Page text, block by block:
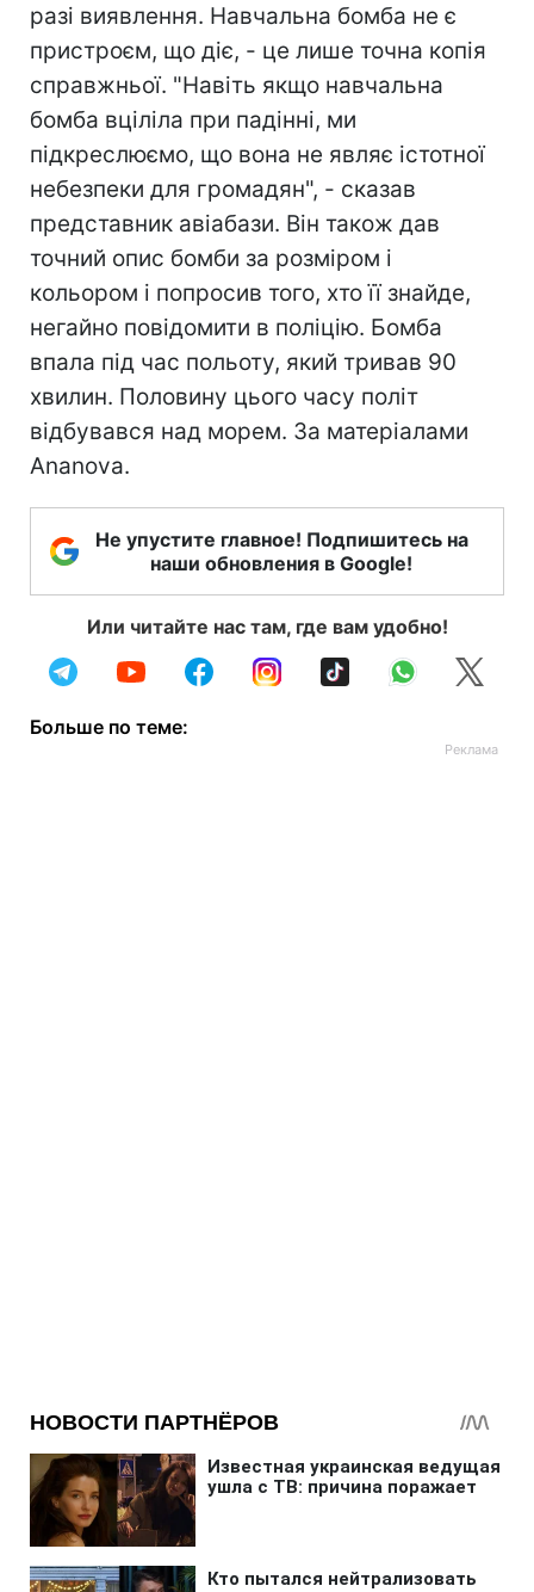
разі виявлення. Навчальна бомба не є
пристроєм, що діє, - це лише точна копія
справжньої. "Навіть якщо навчальна
бомба вціліла при падінні, ми
підкреслюємо, що вона не являє істотної
небезпеки для громадян", - сказав
представник авіабази. Він також дав
точний опис бомби за розміром і
кольором і попросив того, хто її знайде,
негайно повідомити в поліцію. Бомба
впала під час польоту, який тривав 90
хвилин. Половину цього часу політ
відбувався над морем. За матеріалами
Ananova.
Не упустите главное! Подпишитесь на
наши обновления в Google!
Или читайте нас там, где вам удобно!
Больше по теме: